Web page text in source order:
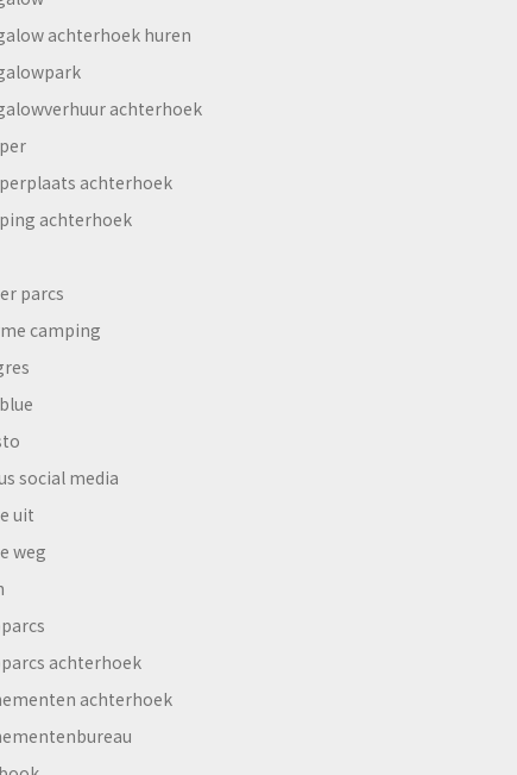
achterhoek huren
achterhoek
achterhoek
achterhoek
parcs
camping
social media
uit
weg
achterhoek
achterhoek